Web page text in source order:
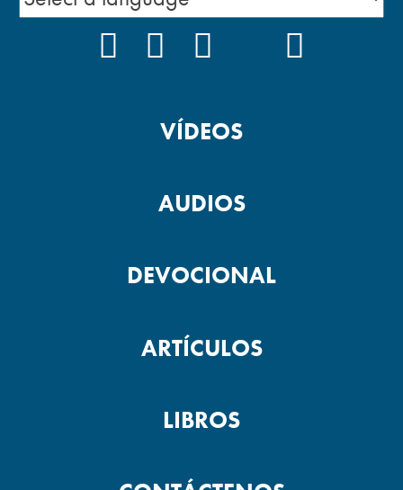
VÍDEOS
AUDIOS
DEVOCIONAL
ARTÍCULOS
LIBROS